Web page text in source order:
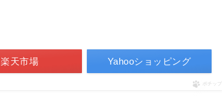
楽天市場 Yahooショッピング
ポチップ